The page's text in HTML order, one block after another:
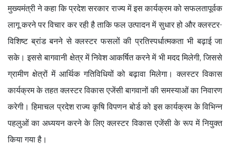
मुख्यमंत्री ने कहा कि प्रदेश सरकार राज्य में इस कार्यक्रम को सफलतापूर्वक
लागू करने पर विचार कर रही है ताकि फल उत्पादन में सुधार हो और क्लस्टर-
विशिष्ट ब्रांड बनने से क्लस्टर फसलों की प्रतिस्पर्धात्मकता भी बढ़ाई जा
सके। इससे बागवानी क्षेत्र में निवेश आकर्षित करने में भी मदद मिलेगी, जिससे
ग्रामीण क्षेत्रों में आर्थिक गतिविधियों को बढ़ावा मिलेगा। क्लस्टर विकास
कार्यक्रम के तहत क्लस्टर विकास एजेंसी बागवानों की समस्याओं का निवारण
करेगी। हिमाचल प्रदेश राज्य कृषि विपणन बोर्ड को इस कार्यक्रम के विभिन्न
पहलुओं का अध्ययन करने के लिए क्लस्टर विकास एजेंसी के रूप में नियुक्त
किया गया है।